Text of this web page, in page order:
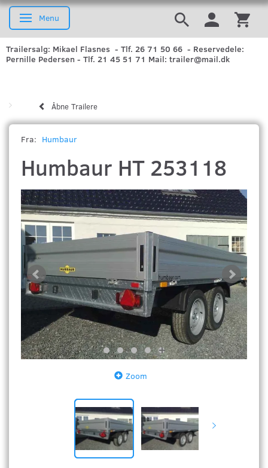
Skifte navigation
Menu
Trailersalg: Mikael Flasnes - Tlf. 26 71 50 66 - Reservedele:
Pernille Pedersen - Tlf. 21 45 51 71 Mail: trailer@mail.dk
Åbne Trailere
Fra: Humbaur
Humbaur HT 253118
Zoom